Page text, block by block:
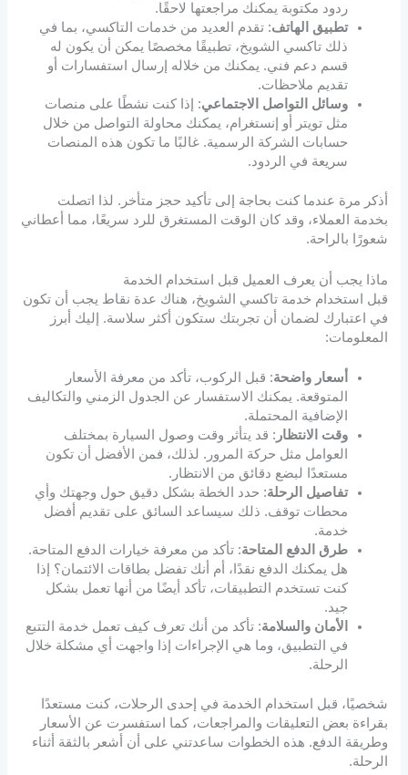
ردود مكتوبة يمكنك مراجعتها لاحقًا.
تطبيق الهاتف: تقدم العديد من خدمات التاكسي، بما في
ذلك تاكسي الشويخ، تطبيقًا مخصصًا يمكن أن يكون له
قسم دعم فني. يمكنك من خلاله إرسال استفسارات أو
تقديم ملاحظات.
وسائل التواصل الاجتماعي: إذا كنت نشطًا على منصات
مثل تويتر أو إنستغرام، يمكنك محاولة التواصل من خلال
حسابات الشركة الرسمية. غالبًا ما تكون هذه المنصات
سريعة في الردود.
أذكر مرة عندما كنت بحاجة إلى تأكيد حجز متأخر. لذا اتصلت
بخدمة العملاء، وقد كان الوقت المستغرق للرد سريعًا، مما أعطاني
شعورًا بالراحة.
ماذا يجب أن يعرف العميل قبل استخدام الخدمة
قبل استخدام خدمة تاكسي الشويخ، هناك عدة نقاط يجب أن تكون
في اعتبارك لضمان أن تجربتك ستكون أكثر سلاسة. إليك أبرز
المعلومات:
أسعار واضحة: قبل الركوب، تأكد من معرفة الأسعار
المتوقعة. يمكنك الاستفسار عن الجدول الزمني والتكاليف
الإضافية المحتملة.
وقت الانتظار : قد يتأثر وقت وصول السيارة بمختلف
العوامل مثل حركة المرور. لذلك، فمن الأفضل أن تكون
مستعدًا لبضع دقائق من الانتظار.
تفاصيل الرحلة: حدد الخطة بشكل دقيق حول وجهتك وأي
محطات توقف. ذلك سيساعد السائق على تقديم أفضل
خدمة.
طرق الدفع المتاحة: تأكد من معرفة خيارات الدفع المتاحة.
هل يمكنك الدفع نقدًا، أم أنك تفضل بطاقات الائتمان؟ إذا
كنت تستخدم التطبيقات، تأكد أيضًا من أنها تعمل بشكل
جيد.
الأمان والسلامة: تأكد من أنك تعرف كيف تعمل خدمة التتبع
في التطبيق، وما هي الإجراءات إذا واجهت أي مشكلة خلال
الرحلة.
شخصيًا، قبل استخدام الخدمة في إحدى الرحلات، كنت مستعدًا
بقراءة بعض التعليقات والمراجعات، كما استفسرت عن الأسعار
وطريقة الدفع. هذه الخطوات ساعدتني على أن أشعر بالثقة أثناء
الرحلة.